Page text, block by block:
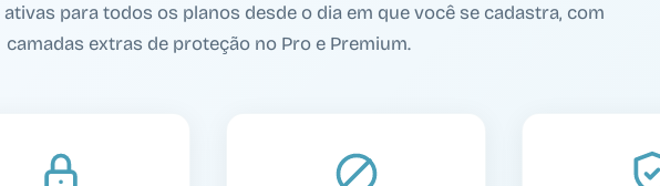
para todos os planos desde o dia em que você se cadastra, com
camadas extras de proteção no Pro e Premium.